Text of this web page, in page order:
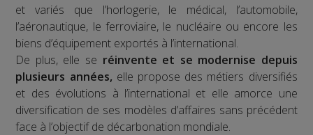
et variés que l’horlogerie, le médical, l’automobile,
l’aéronautique, le ferroviaire, le nucléaire ou encore les
biens d’équipement exportés à l’international.
De plus, elle se réinvente et se modernise depuis
plusieurs années, elle propose des métiers diversifiés
et des évolutions à l’international et elle amorce une
diversification de ses modèles d’affaires sans précédent
face à l’objectif de décarbonation mondiale.